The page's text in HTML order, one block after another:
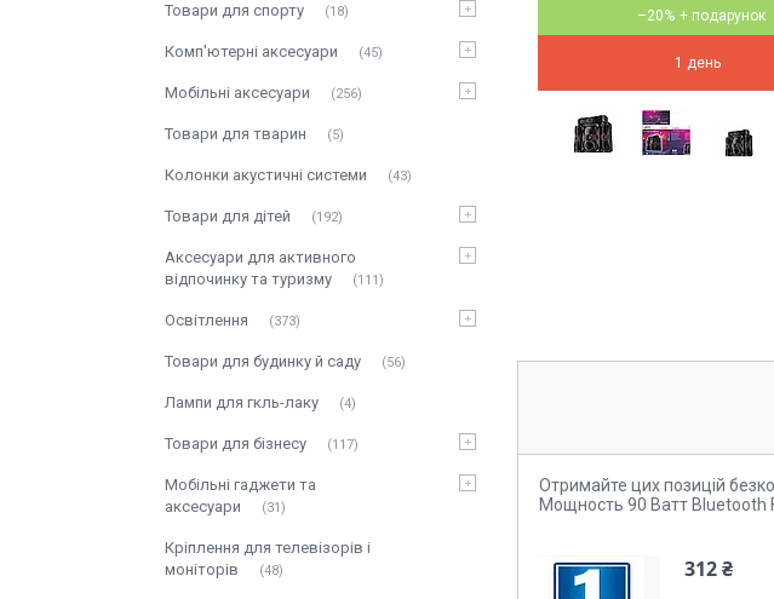
–20%
1 день
Отримайте цих позицій
Мощность 90 Ватт Bluetooth
312 ₴
Товари для спорту 18
Комп'ютерні аксесуари 45
Мобільні аксесуари 256
Товари для тварин 5
Колонки акустичні системи 43
Товари для дітей 192
Аксесуари для активного
відпочинку та туризму
111
Освітлення 373
Товари для будинку й саду 56
Лампи для гкль-лаку 4
Товари для бізнесу 117
Мобільні гаджети та
аксесуари
31
Кріплення для телевізорів і
моніторів
48